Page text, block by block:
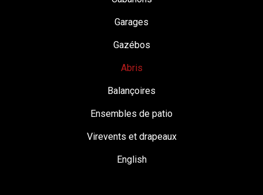
Garages
Gazébos
Abris
Balançoires
Ensembles de patio
Virevents et drapeaux
English